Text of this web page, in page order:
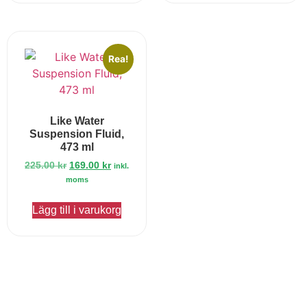
Rea!
Like Water
Suspension Fluid,
473 ml
225.00kr 169.00 kr inkl.
moms
Lägg till i varukorg